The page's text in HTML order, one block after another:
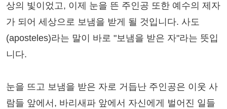
상의 빛이었고, 이제 눈을 뜬 주인공 또한 예수의 제자
가 되어 세상으로 보냄을 받게 될 것입니다. 사도
(aposteles)라는 말이 바로 "보냄을 받은 자"라는 뜻입
니다.
눈을 뜨고 보냄을 받은 자로 거듭난 주인공은 이웃 사
람들 앞에서, 바리새파 앞에서 자신에게 벌어진 일들